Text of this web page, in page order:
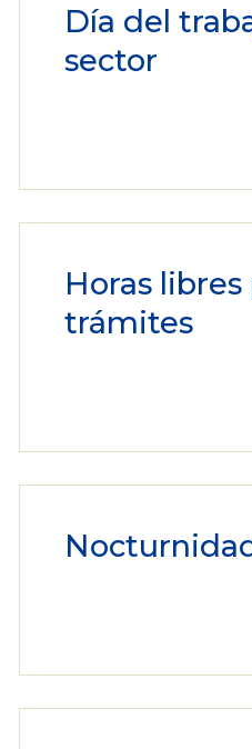
Día del
sector
Horas libres
trámites